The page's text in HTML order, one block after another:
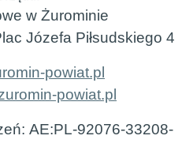
w Żurominie
Józefa Piłsudskiego 4
powiat.pl
powiat.pl
AE:PL-92076-33208-